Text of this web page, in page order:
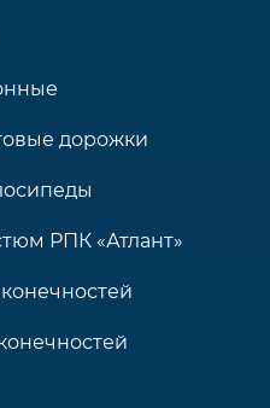
дорожки
РПК «Атлант»